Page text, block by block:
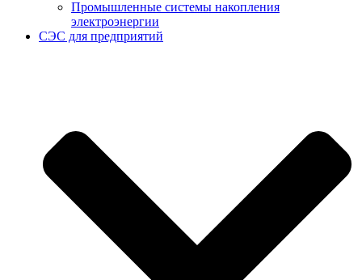
Промышленные системы накопления
электроэнергии
СЭС для предприятий